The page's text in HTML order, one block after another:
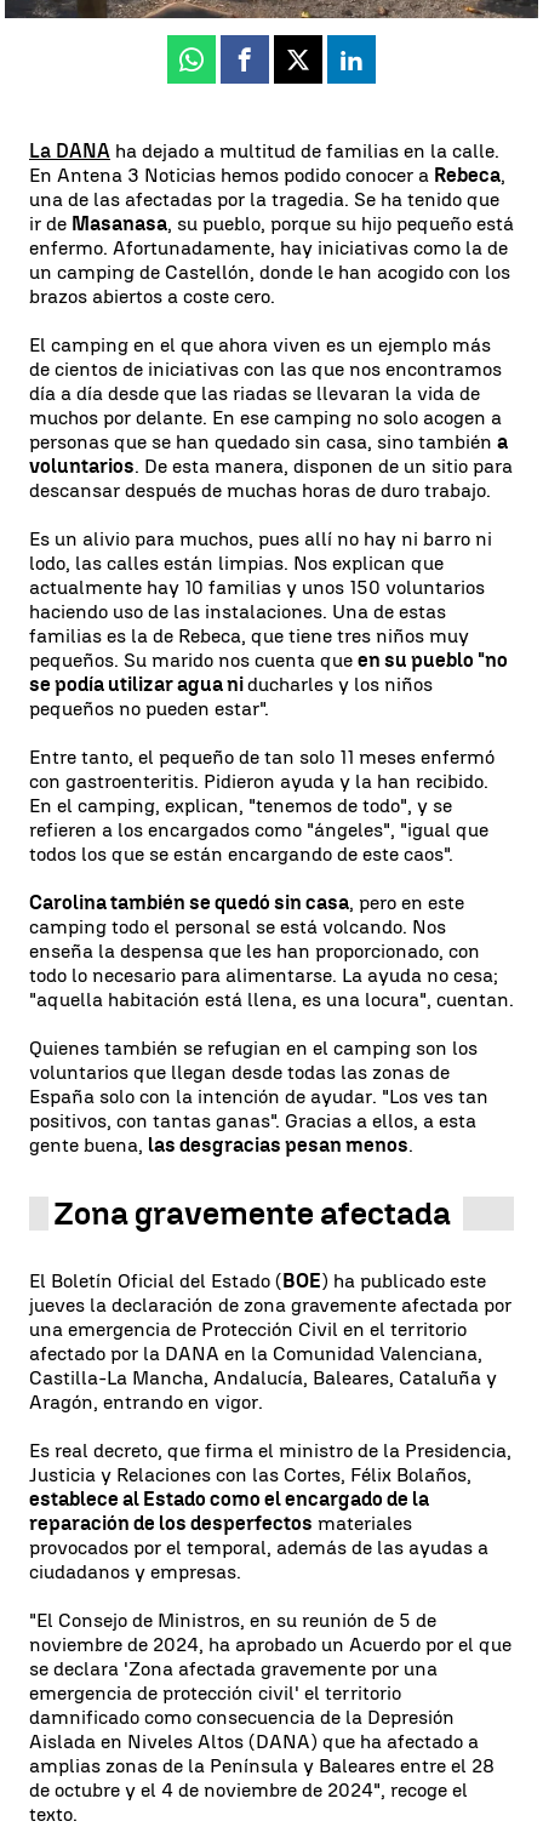
Whatsapp
Facebook
X Linkedin
La DANA ha dejado a multitud de familias en la calle.
En Antena 3 Noticias hemos podido conocer a Rebeca,
una de las afectadas por la tragedia. Se ha tenido que
ir de Masanasa, su pueblo, porque su hijo pequeño está
enfermo. Afortunadamente, hay iniciativas como la de
un camping de Castellón, donde le han acogido con los
brazos abiertos a coste cero.
El camping en el que ahora viven es un ejemplo más
de cientos de iniciativas con las que nos encontramos
día a día desde que las riadas se llevaran la vida de
muchos por delante. En ese camping no solo acogen a
personas que se han quedado sin casa, sino también a
voluntarios. De esta manera, disponen de un sitio para
descansar después de muchas horas de duro trabajo.
Es un alivio para muchos, pues allí no hay ni barro ni
lodo, las calles están limpias. Nos explican que
actualmente hay 10 familias y unos 150 voluntarios
haciendo uso de las instalaciones. Una de estas
familias es la de Rebeca, que tiene tres niños muy
pequeños. Su marido nos cuenta que en su pueblo "no
se podía utilizar agua niducharles y los niños
pequeños no pueden estar".
Entre tanto, el pequeño de tan solo 11 meses enfermó
con gastroenteritis. Pidieron ayuda y la han recibido.
En el camping, explican, "tenemos de todo", y se
refieren a los encargados como "ángeles", "igual que
todos los que se están encargando de este caos".
Carolina también se quedó sin casa, pero en este
camping todo el personal se está volcando. Nos
enseña la despensa que les han proporcionado, con
todo lo necesario para alimentarse. La ayuda no cesa;
"aquella habitación está llena, es una locura", cuentan.
Quienes también se refugian en el camping son los
voluntarios que llegan desde todas las zonas de
España solo con la intención de ayudar. "Los ves tan
positivos, con tantas ganas". Gracias a ellos, a esta
gente buena, las desgracias pesan menos.
Zona gravemente afectada
El Boletín Oficial del Estado (BOE) ha publicado este
jueves la declaración de zona gravemente afectada por
una emergencia de Protección Civil en el territorio
afectado por la DANA en la Comunidad Valenciana,
Castilla-La Mancha, Andalucía, Baleares, Cataluña y
Aragón, entrando en vigor.
Es real decreto, que firma el ministro de la Presidencia,
Justicia y Relaciones con las Cortes, Félix Bolaños,
establece al Estado como el encargado de la
reparación de los desperfectos materiales
provocados por el temporal, además de las ayudas a
ciudadanos y empresas.
"El Consejo de Ministros, en su reunión de 5 de
noviembre de 2024, ha aprobado un Acuerdo por el que
se declara 'Zona afectada gravemente por una
emergencia de protección civil' el territorio
damnificado como consecuencia de la Depresión
Aislada en Niveles Altos (DANA) que ha afectado a
amplias zonas de la Península y Baleares entre el 28
de octubre y el 4 de noviembre de 2024", recoge el
texto.